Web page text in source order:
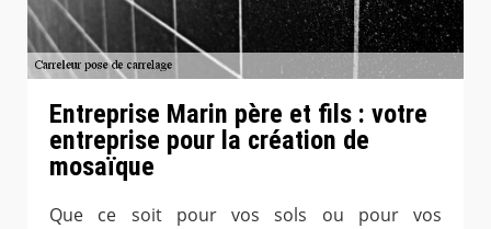
Entreprise Marin père et fils : votre
entreprise pour la création de
mosaïque
Que ce soit pour vos sols ou pour vos